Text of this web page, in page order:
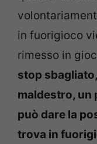
in fuorigioco
rimesso in
stop
maldestro, un
può dare la
trova in